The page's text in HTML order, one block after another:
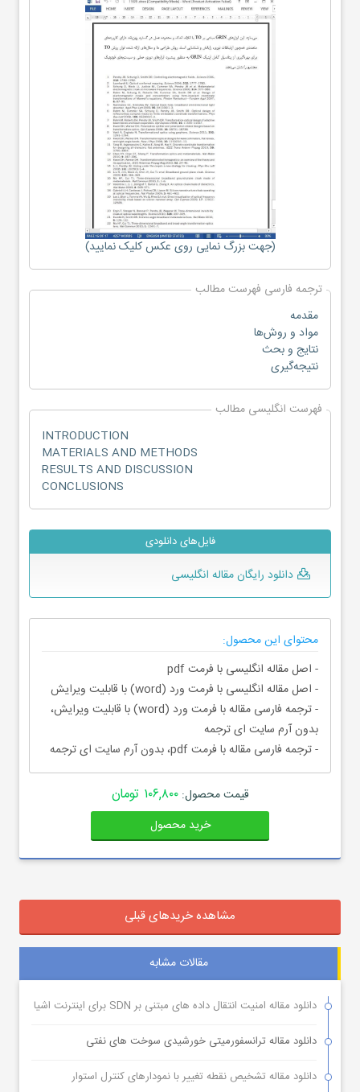
(جهت بزرگ نمایی روی عکس کلیک نمایید)
ترجمه فارسی فهرست مطالب
مقدمه
مواد و روش‌ها
نتایج و بحث
نتیجه‌گیری
فهرست انگلیسی مطالب
INTRODUCTION
MATERIALS AND METHODS
RESULTS AND DISCUSSION
CONCLUSIONS
فایل‌های دانلودی
دانلود رایگان مقاله انگلیسی
محتوای این محصول:
- اصل مقاله انگلیسی با فرمت pdf
- اصل مقاله انگلیسی با فرمت ورد (word) با قابلیت ویرایش
- ترجمه فارسی مقاله با فرمت ورد (word) با قابلیت ویرایش،
بدون آرم سایت ای ترجمه
- ترجمه فارسی مقاله با فرمت pdf، بدون آرم سایت ای ترجمه
قیمت محصول:۱۰۶,۸۰۰ تومان
خرید محصول
مشاهده خریدهای قبلی
مقالات مشابه
دانلود مقاله امنیت انتقال داده های مبتنی بر SDN برای اینترنت اشیا
دانلود مقاله ترانسفورمیتی خورشیدی سوخت های نفتی
دانلود مقاله تشخیص نقطه تغییر با نمودارهای کنترل استوار